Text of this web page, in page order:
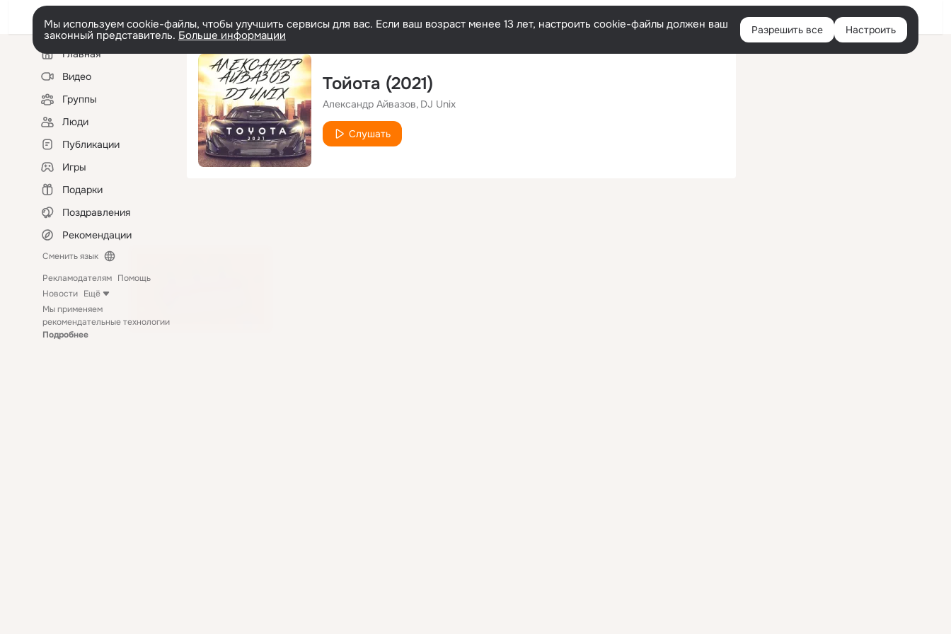
Войти
Мы используем cookie-файлы, чтобы улучшить сервисы для вас. Если ваш возраст менее 13 лет, настроить cookie-файлы должен ваш
законный представитель. Больше информации Разрешить все Настроить
Левая
колонкаГлавная
Видео
Группы
Люди
Публикации
Игры
Подарки
Поздравления
Рекомендации
Сменить язык
Рекламодателям Помощь
Новости Ещё
Мы применяем
рекомендательные технологии
Подробнее
Тойота (2021)
Александр Айвазов DJ Unix
Слушать